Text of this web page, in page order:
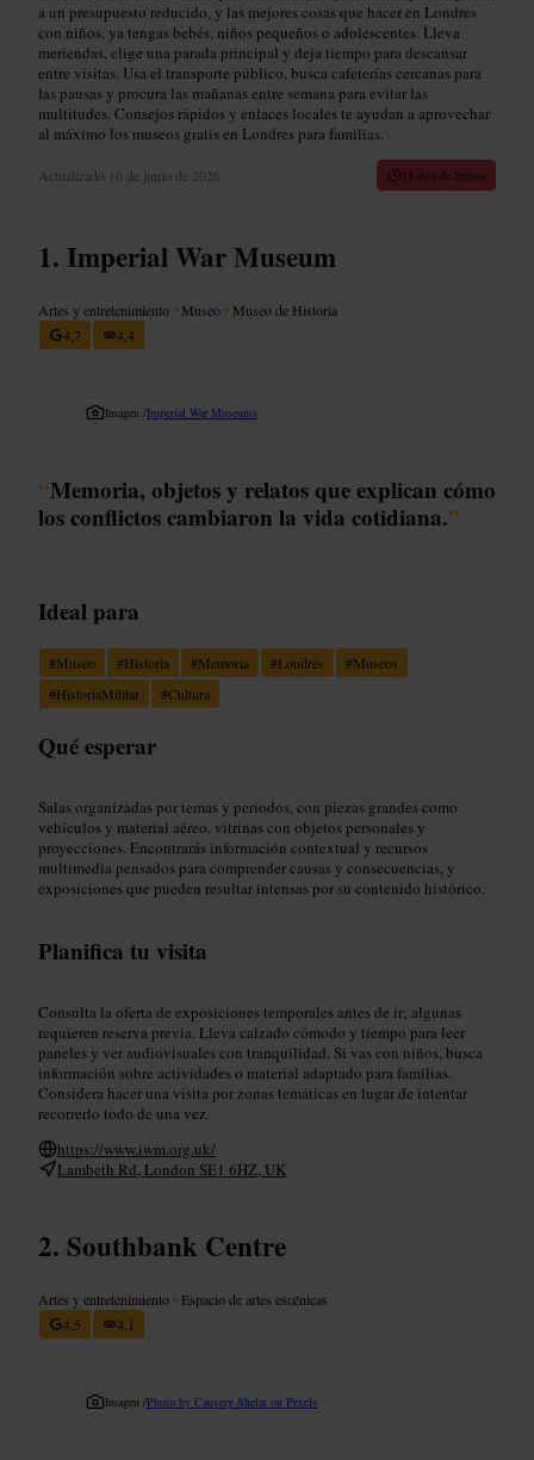
a un presupuesto reducido, y las mejores cosas que hacer en Londres
con niños, ya tengas bebés, niños pequeños o adolescentes. Lleva
meriendas, elige una parada principal y deja tiempo para descansar
entre visitas. Usa el transporte público, busca cafeterías cercanas para
las pausas y procura las mañanas entre semana para evitar las
multitudes. Consejos rápidos y enlaces locales te ayudan a aprovechar
al máximo los museos gratis en Londres para familias.
Actualizado 10 de junio de 2026 15 min de lectura
Imperial War Museum
Artes y entretenimiento • Museo • Museo de Historia
4,7
4,4
Imagen /Imperial War Museums
“Memoria, objetos y relatos que explican cómo
los conflictos cambiaron la vida cotidiana.”
Ideal para
#Museo #Historia #Memoria #Londres #Museos
#HistoriaMilitar #Cultura
Qué esperar
Salas organizadas por temas y periodos, con piezas grandes como
vehículos y material aéreo, vitrinas con objetos personales y
proyecciones. Encontrarás información contextual y recursos
multimedia pensados para comprender causas y consecuencias, y
exposiciones que pueden resultar intensas por su contenido histórico.
Planifica tu visita
Consulta la oferta de exposiciones temporales antes de ir; algunas
requieren reserva previa. Lleva calzado cómodo y tiempo para leer
paneles y ver audiovisuales con tranquilidad. Si vas con niños, busca
información sobre actividades o material adaptado para familias.
Considera hacer una visita por zonas temáticas en lugar de intentar
recorrerlo todo de una vez.
https://www.iwm.org.uk/
Lambeth Rd, London SE1 6HZ, UK
Southbank Centre
Artes y entretenimiento • Espacio de artes escénicas
4,5
4,1
Imagen /Photo by Cauvery Shelat on Pexels